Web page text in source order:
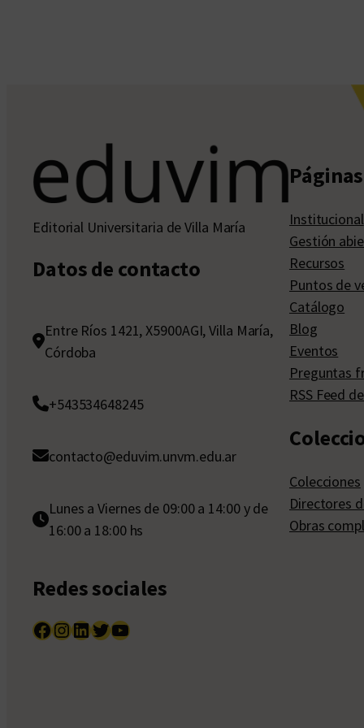
Editorial Universitaria de Villa María
Datos de contacto
Entre Ríos 1421, X5900AGI, Villa María,
Córdoba
+543534648245
contacto@eduvim.unvm.edu.ar
Lunes a Viernes de 09:00 a 14:00 y de
16:00 a 18:00 hs
Redes sociales
Facebook InstagramLinkedIn Twitter YouTube
Institucional
Gestión
Recursos
Puntos de
Catálogo
Blog
Eventos
Preguntas
RSS Feed
Colecciones
Directores
Obras